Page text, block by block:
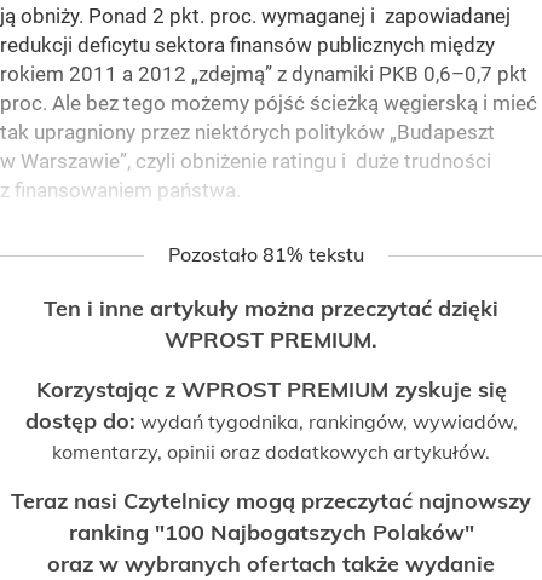
ją obniży. Ponad 2 pkt. proc. wymaganej i zapowiadanej
redukcji deficytu sektora finansów publicznych między
rokiem 2011 a 2012 „zdejmą” z dynamiki PKB 0,6–0,7 pkt
proc. Ale bez tego możemy pójść ścieżką węgierską i mieć
tak upragniony przez niektórych polityków „Budapeszt
w Warszawie”, czyli obniżenie ratingu i duże trudności
z finansowaniem państwa.
Pozostało 81% tekstu
Ten i inne artykuły można przeczytać dzięki
WPROST PREMIUM.
Korzystając z WPROST PREMIUM zyskuje się
dostęp do: wydań tygodnika, rankingów, wywiadów,
komentarzy, opinii oraz dodatkowych artykułów.
Teraz nasi Czytelnicy mogą przeczytać najnowszy
ranking "100 Najbogatszych Polaków"
oraz w wybranych ofertach także wydanie